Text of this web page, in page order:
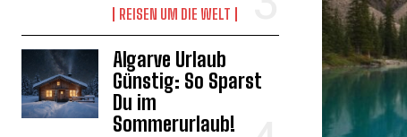
REISEN UM DIE WELT
Algarve Urlaub
Günstig: So Sparst
Du im
Sommerurlaub!